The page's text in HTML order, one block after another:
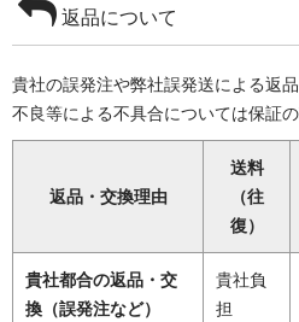
返品について
貴社の誤発注や弊社誤発送による返
不良等による不具合については保証
返品・交換理由
送料
（往
復）
貴社都合の返品・交
換（誤発注など）
貴社負
担